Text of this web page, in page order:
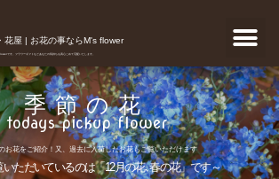
花屋 | お花の事ならM's flower
です。フラワーギフトなどあなたの気持ちを真心こめて宅配いたします。
季節の花
todays pickup flower
お花をご紹介！又、過去に入荷したお花もご覧いただけます
ただいているのは「12月の花､春の花」です～